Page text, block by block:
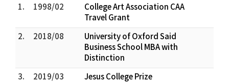
1.
1998/02
College Art Association CAA
Travel Grant
2.
2018/08
University of Oxford Said
Business School MBA with
Distinction
3.
2019/03
Jesus College Prize